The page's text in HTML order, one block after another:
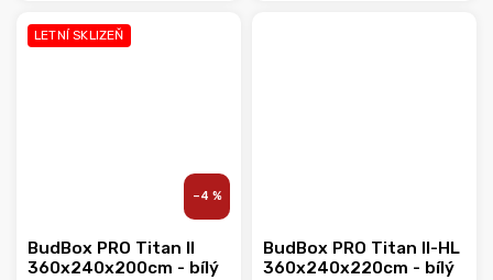
LETNÍ SKLIZEŇ
–4 %
BudBox PRO Titan II
360x240x200cm - bílý
BudBox PRO Titan II-HL
360x240x220cm - bílý